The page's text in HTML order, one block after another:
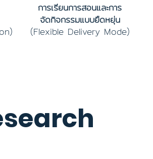
การเรียนการสอนและการ
จัดกิจกรรมแบบยืดหยุ่น
(Flexible Delivery Mode)